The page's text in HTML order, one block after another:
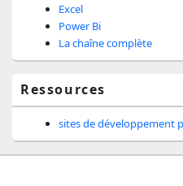
Excel
Power Bi
La chaîne complète
Ressources
sites de développement